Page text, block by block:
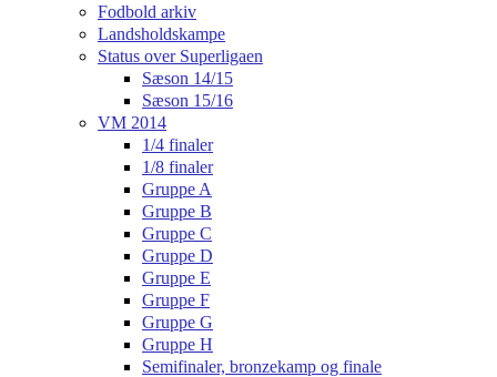
Fodbold arkiv
Landsholdskampe
Status over Superligaen
Sæson 14/15
Sæson 15/16
VM 2014
1/4 finaler
1/8 finaler
Gruppe A
Gruppe B
Gruppe C
Gruppe D
Gruppe E
Gruppe F
Gruppe G
Gruppe H
Semifinaler, bronzekamp og finale